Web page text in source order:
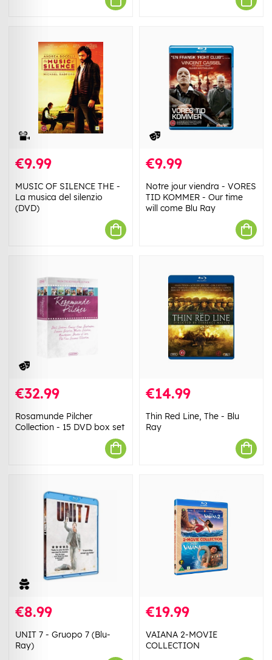
€9.99
MUSIC OF SILENCE THE -
La musica del silenzio
(DVD)
€9.99
Notre jour viendra - VORES
TID KOMMER - Our time
will come Blu Ray
€32.99
Rosamunde Pilcher
Collection - 15 DVD box set
€14.99
Thin Red Line, The - Blu
Ray
€8.99
UNIT 7 - Gruopo 7 (Blu-
Ray)
€19.99
VAIANA 2-MOVIE
COLLECTION